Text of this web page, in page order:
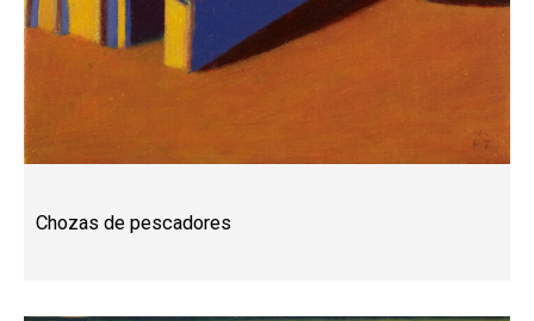
Chozas de pescadores